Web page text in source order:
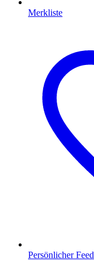
Merkliste
Persönlicher Feed